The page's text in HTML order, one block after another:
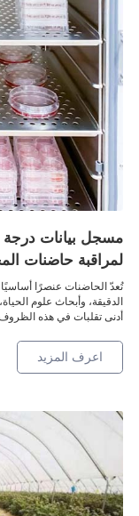
مسجل بيانات درجة
لمراقبة حاضنات
تُعدّ الحاضنات عنصرًا أساسيًا
الدقيقة، وأبحاث علوم
أدنى تقلبات في هذه
اعرف المزيد